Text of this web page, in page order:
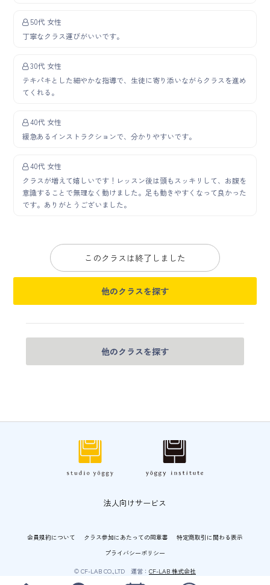
50代 女性
丁寧なクラス運びがいいです。
30代 女性
テキパキとした細やかな指導で、生徒に寄り添いながらクラスを進め
てくれる。
40代 女性
緩急あるインストラクションで、分かりやすいです。
40代 女性
クラスが増えて嬉しいです！レッスン後は頭もスッキリして、お腹を
意識することで無理なく動けました。足も動きやすくなって良かった
です。ありがとうございました。
このクラスは終了しました
他のクラスを探す
他のクラスを探す
法人向けサービス
会員規約について クラス参加にあたっての同意書
特定商取引に関わる表示
プライバシーポリシー
© CF-LAB CO.,LTD 運営： CF-LAB 株式会社